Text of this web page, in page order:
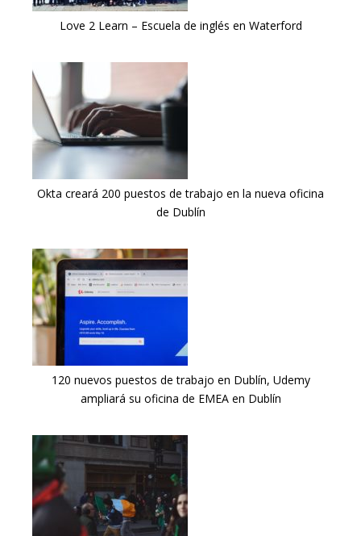
Love 2 Learn – Escuela de inglés en Waterford
Okta creará 200 puestos de trabajo en la nueva oficina
de Dublín
120 nuevos puestos de trabajo en Dublín, Udemy
ampliará su oficina de EMEA en Dublín